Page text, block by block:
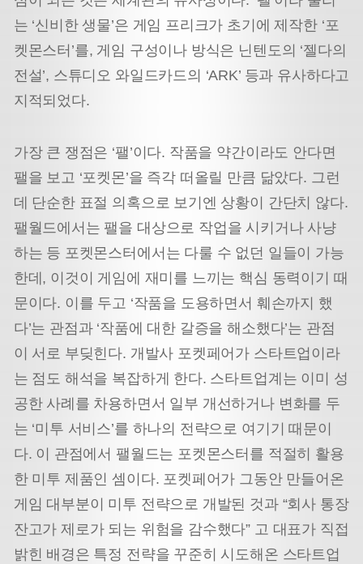
는 ‘신비한 생물’은 게임 프리크가 초기에 제작한 ‘포
켓몬스터’를, 게임 구성이나 방식은 닌텐도의 ‘젤다의
전설’, 스튜디오 와일드카드의 ‘ARK’ 등과 유사하다고
지적되었다.
가장 큰 쟁점은 ‘팰’이다. 작품을 약간이라도 안다면
팰을 보고 ‘포켓몬’을 즉각 떠올릴 만큼 닮았다. 그런
데 단순한 표절 의혹으로 보기엔 상황이 간단치 않다.
팰월드에서는 팰을 대상으로 작업을 시키거나 사냥
하는 등 포켓몬스터에서는 다룰 수 없던 일들이 가능
한데, 이것이 게임에 재미를 느끼는 핵심 동력이기 때
문이다. 이를 두고 ‘작품을 도용하면서 훼손까지 했
다’는 관점과 ‘작품에 대한 갈증을 해소했다’는 관점
이 서로 부딪힌다. 개발사 포켓페어가 스타트업이라
는 점도 해석을 복잡하게 한다. 스타트업계는 이미 성
공한 사례를 차용하면서 일부 개선하거나 변화를 두
는 ‘미투 서비스’를 하나의 전략으로 여기기 때문이
다. 이 관점에서 팰월드는 포켓몬스터를 적절히 활용
한 미투 제품인 셈이다. 포켓페어가 그동안 만들어온
게임 대부분이 미투 전략으로 개발된 것과 “회사 통장
잔고가 제로가 되는 위험을 감수했다” 고 대표가 직접
밝힌 배경은 특정 전략을 꾸준히 시도해온 스타트업